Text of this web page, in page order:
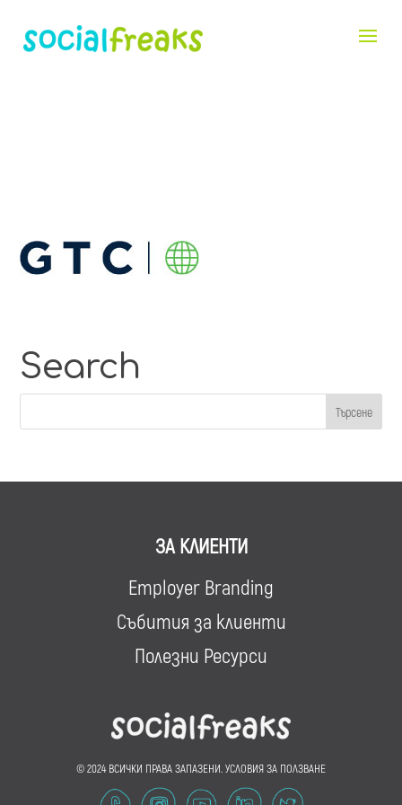
Search
ЗА КЛИЕНТИ
Employer Branding
Събития за клиенти
Полезни Ресурси
© 2024 ВСИЧКИ ПРАВА ЗАПАЗЕНИ. УСЛОВИЯ ЗА ПОЛЗВАНЕ